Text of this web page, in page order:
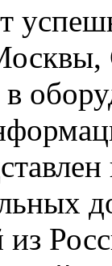
в
из